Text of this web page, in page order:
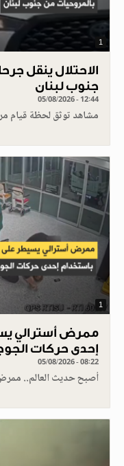
1
الاحتلال ينقل
جنوب لبنان
05/08/2026 - 12:44
مشاهد توثق لحظة قيام
1
ممرض أسترالي
إحدى حركات
05/08/2026 - 08:22
أصبح حديث العالم..